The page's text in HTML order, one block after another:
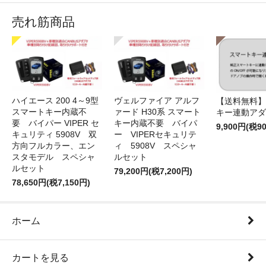
売れ筋商品
ハイエース 200 4～9型
スマートキー内蔵不
要 バイパー VIPER セ
キュリティ 5908V 双
方向フルカラー、エン
スタモデル スペシャ
ルセット
78,650円(税7,150円)
ヴェルファイア アルフ
ァード H30系 スマート
キー内蔵不要 バイパ
ー VIPERセキュリテ
ィ 5908V スペシャ
ルセット
79,200円(税7,200円)
【送料無料
キー連動ア
9,900円(税
ホーム
カートを見る